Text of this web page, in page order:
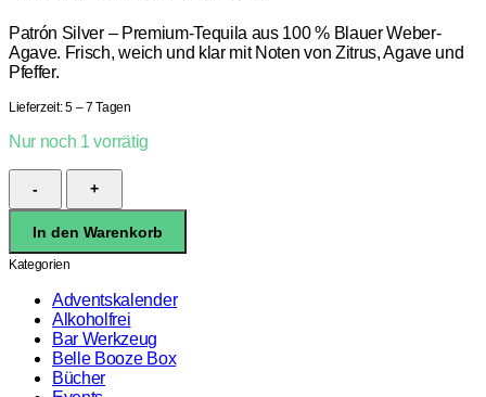
Patrón Silver – Premium-Tequila aus 100 % Blauer Weber-
Agave. Frisch, weich und klar mit Noten von Zitrus, Agave und
Pfeffer.
Lieferzeit:5 – 7 Tagen
Nur noch 1 vorrätig
Patron
Silver
Tequila
100%
Agave
40%
0,7l
Menge
In den Warenkorb
Kategorien
Adventskalender
Alkoholfrei
Bar Werkzeug
Belle Booze Box
Bücher